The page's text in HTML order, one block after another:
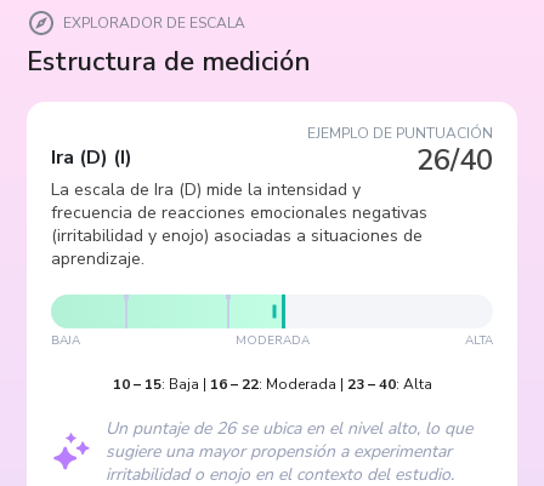
EXPLORADOR DE ESCALA
Estructura de medición
EJEMPLO DE PUNTUACIÓN
26/40
Ira (D) (I)
La escala de Ira (D) mide la intensidad y
frecuencia de reacciones emocionales negativas
(irritabilidad y enojo) asociadas a situaciones de
aprendizaje.
BAJA MODERADA ALTA
10– 15: Baja | 16– 22: Moderada | 23–40: Alta
Un puntaje de 26 se ubica en el nivel alto, lo que
sugiere una mayor propensión a experimentar
irritabilidad o enojo en el contexto del estudio.